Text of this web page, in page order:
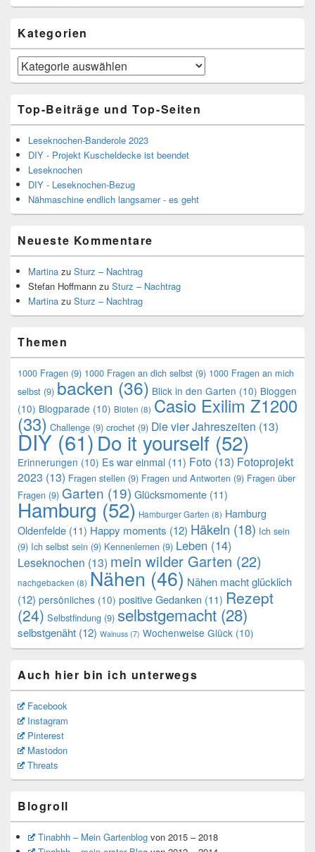
Kategorien
Kategorien
Top-Beiträge und Top-Seiten
Leseknochen-Banderole 2023
DIY - Projekt Kuscheldecke ist beendet
Leseknochen
DIY - Leseknochen-Bezug
Nähmaschine endlich langsamer - es geht
Neueste Kommentare
Martina zu Sturz – Nachtrag
Stefan Hoffmann zu Sturz – Nachtrag
Martina zu Sturz – Nachtrag
Themen
1000 Fragen (9) 1000 Fragen an dich selbst (9) 1000 Fragen an mich
selbst (9) backen (36) Blick in den Garten (10) Bloggen
(10) Blogparade (10) Blüten (8) Casio Exilim Z1200
(33) Challenge (9) crochet (9) Die vier Jahreszeiten (13)
DIY (61)Do it yourself (52)
Erinnerungen (10) Es war einmal (11) Foto (13) Fotoprojekt
2023 (13) Fragen stellen (9) Fragen und Antworten (9) Fragen über
Fragen (9) Garten (19) Glücksmomente (11)
Hamburg (52) Hamburger Garten (8) Hamburg
Oldenfelde (11) Happy moments (12) Häkeln (18) Ich sein
(9) Ich selbst sein (9) Kennenlernen (9) Leben (14)
Leseknochen (13) mein wilder Garten (22)
nachgebacken (8) Nähen (46) Nähen macht glücklich
(12) persönliches (10) positive Gedanken (11) Rezept
(24) Selbstfindung (9) selbstgemacht (28)
selbstgenäht (12) Walnuss (7) Wochenweise Glück (10)
Auch hier bin ich unterwegs
Facebook
Instagram
Pinterest
Mastodon
Threats
Blogroll
Tinabhh – Mein Gartenblogvon 2015 – 2018